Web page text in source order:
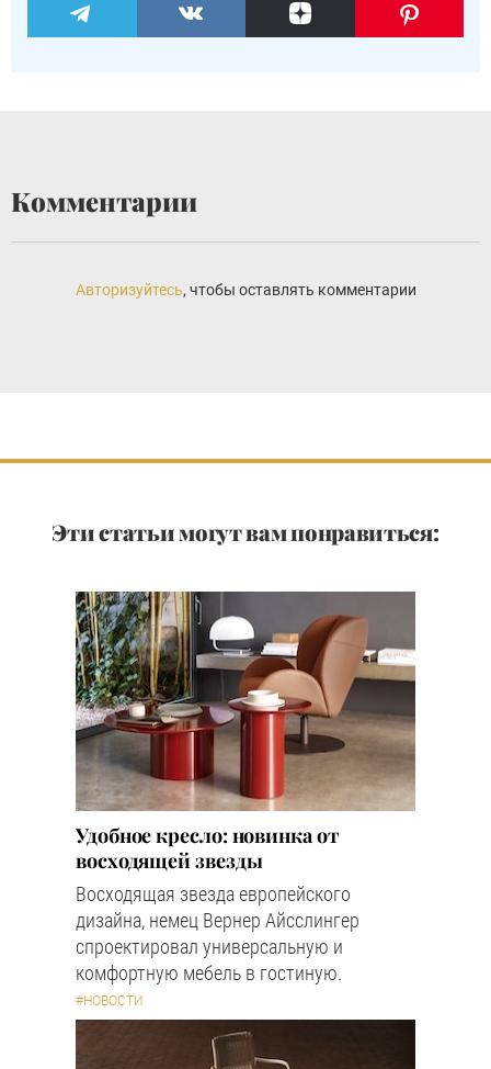
Комментарии
Авторизуйтесь, чтобы оставлять комментарии
Эти статьи могут вам понравиться:
Удобное кресло: новинка от
восходящей звезды
Восходящая звезда европейского
дизайна, немец Вернер Айсслингер
спроектировал универсальную и
комфортную мебель в гостиную.
#НОВОСТИ